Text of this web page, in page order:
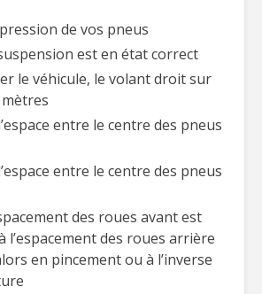
de vos pneus
est en état correct
le véhicule, le volant droit sur
entre le centre des pneus
entre le centre des pneus
des roues avant est
l’espacement des roues arrière
en pincement ou à l’inverse